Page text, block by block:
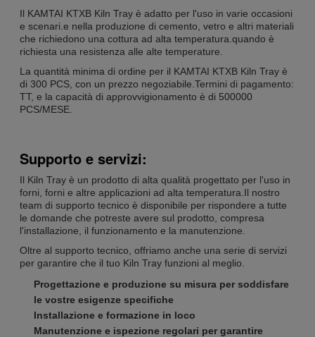
Il KAMTAI KTXB Kiln Tray è adatto per l'uso in varie occasioni
e scenari.e nella produzione di cemento, vetro e altri materiali
che richiedono una cottura ad alta temperatura.quando è
richiesta una resistenza alle alte temperature.
La quantità minima di ordine per il KAMTAI KTXB Kiln Tray è
di 300 PCS, con un prezzo negoziabile.Termini di pagamento:
TT, e la capacità di approvvigionamento è di 500000
PCS/MESE.
Supporto e servizi:
Il Kiln Tray è un prodotto di alta qualità progettato per l'uso in
forni, forni e altre applicazioni ad alta temperatura.Il nostro
team di supporto tecnico è disponibile per rispondere a tutte
le domande che potreste avere sul prodotto, compresa
l'installazione, il funzionamento e la manutenzione.
Oltre al supporto tecnico, offriamo anche una serie di servizi
per garantire che il tuo Kiln Tray funzioni al meglio.
Progettazione e produzione su misura per soddisfare
le vostre esigenze specifiche
Installazione e formazione in loco
Manutenzione e ispezione regolari per garantire